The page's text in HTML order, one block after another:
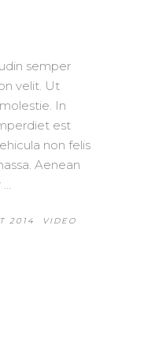
semper
velit. Ut
In
est
non felis
Aenean
2014 VIDEO